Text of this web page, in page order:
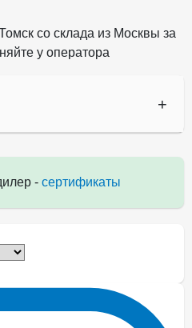
со склада из Москвы за
у оператора
+
- сертификаты